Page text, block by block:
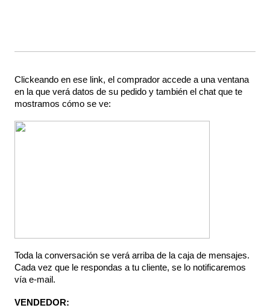
Clickeando en ese link, el comprador accede a una ventana
en la que verá datos de su pedido y también el chat que te
mostramos cómo se ve:
Toda la conversación se verá arriba de la caja de mensajes.
Cada vez que le respondas a tu cliente, se lo notificaremos
vía e-mail.
VENDEDOR: